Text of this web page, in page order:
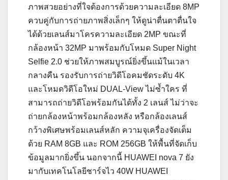
ภาพสวยอย่างที่ใจต้องการด้วยความละเอียด 8MP
ควบคู่กับการถ่ายภาพสิ่งเล็กๆ ให้ดูน่าตื่นตาตื่นใจ
ได้ด้วยเลนส์มาโครความละเอียด 2MP ขณะที่
กล้องหน้า 32MP มาพร้อมกับโหมด Super Night
Selfie 2.0 ช่วยให้ภาพสมบูรณ์ยิ่งขึ้นแม้ในเวลา
กลางคืน รองรับการถ่ายวิดีโอคมชัดระดับ 4K
และโหมดวิดีโอใหม่ DUAL-View ไม่ซ้ำใคร ที่
สามารถถ่ายวิดีโอพร้อมกันได้ทั้ง 2 เลนส์ ไม่ว่าจะ
ถ่ายกล้องหน้าพร้อมกล้องหลัง หรือกล้องเลนส์
กว้างพิเศษพร้อมเลนส์หลัก ความจุเครื่องจัดเต็ม
ด้วย RAM 8GB และ ROM 256GB ให้พื้นที่จัดเก็บ
ข้อมูลมากยิ่งขึ้น นอกจากนี้ HUAWEI nova 7 ยัง
มากับเทคโนโลยีชาร์จไว 40W HUAWEI